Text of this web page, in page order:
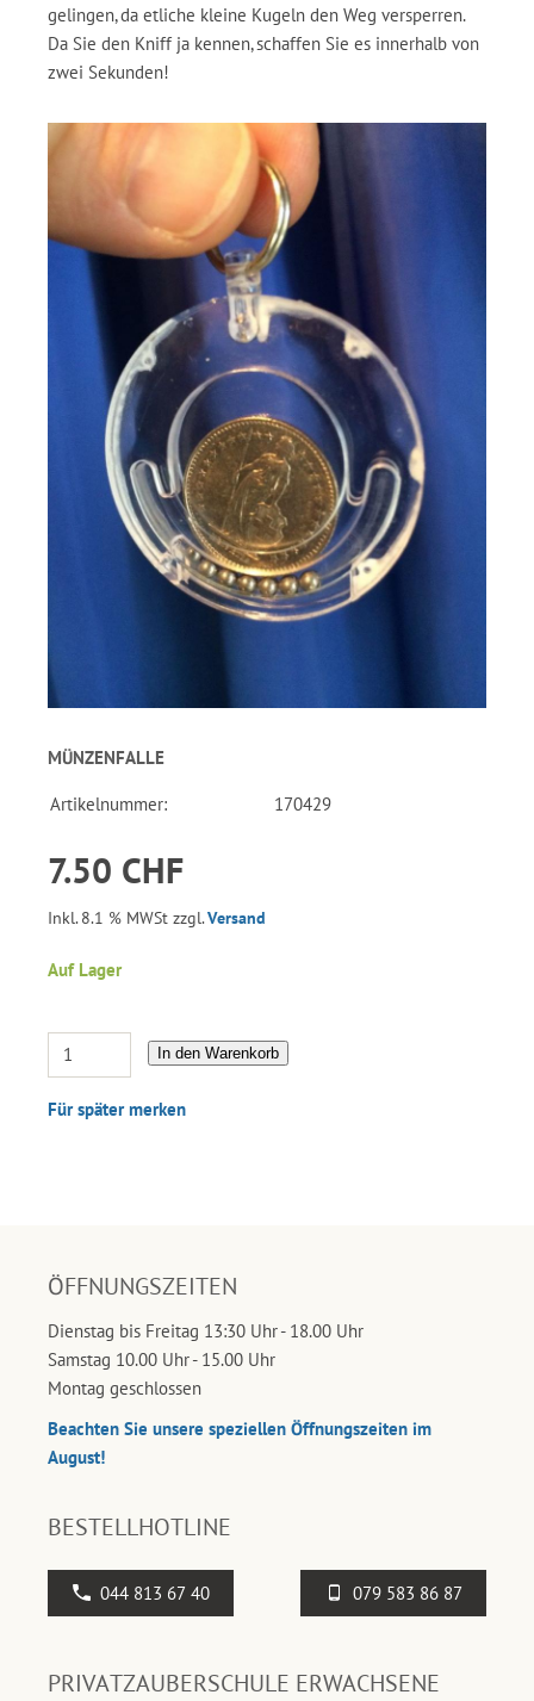
gelingen, da etliche kleine Kugeln den Weg versperren.
Da Sie den Kniff ja kennen, schaffen Sie es innerhalb von
zwei Sekunden!
MÜNZENFALLE
Artikelnummer: 170429
7.50 CHF
Inkl. 8.1 % MWSt zzgl.Versand
Auf Lager
In den Warenkorb
Für später merken
ÖFFNUNGSZEITEN
Dienstag bis Freitag 13:30 Uhr - 18.00 Uhr
Samstag 10.00 Uhr - 15.00 Uhr
Montag geschlossen
Beachten Sie unsere speziellen Öffnungszeiten im
August!
BESTELLHOTLINE
044 813 67 40 079 583 86 87
PRIVATZAUBERSCHULE ERWACHSENE